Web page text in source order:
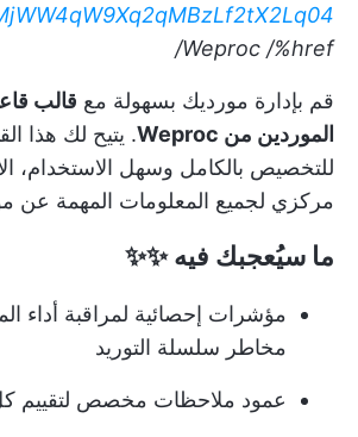
Weproc /%href/
قم بإدارة مورديك بسهولة مع قالب
الموردين من Weproc
. يتيح لك هذا
للتخصيص بالكامل وسهل الاستخدام،
مركزي لجميع المعلومات المهمة عن
ما سيُعجبك فيه✨✨
مؤشرات إحصائية لمراقبة أداء
مخاطر سلسلة التوريد
عمود ملاحظات مخصص لتقييم